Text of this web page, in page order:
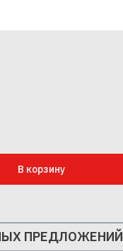
В корзину
ПРЕДЛОЖЕНИЙ